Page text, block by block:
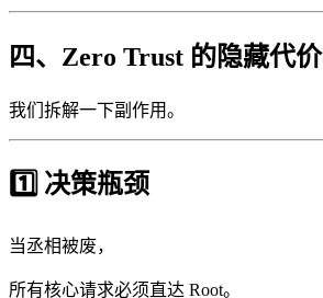
四、Zero Trust 的隐藏代价
我们拆解一下副作用。
1️⃣ 决策瓶颈
当丞相被废，
所有核心请求必须直达 Root。